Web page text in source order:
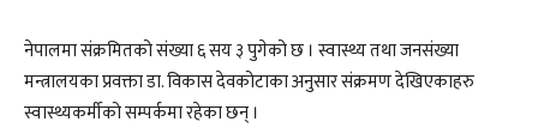
नेपालमा संक्रमितको संख्या ६ सय ३ पुगेको छ । स्वास्थ्य तथा जनसंख्या
मन्त्रालयका प्रवक्ता डा. विकास देवकोटाका अनुसार संक्रमण देखिएकाहरु
स्वास्थ्यकर्मीको सम्पर्कमा रहेका छन् ।